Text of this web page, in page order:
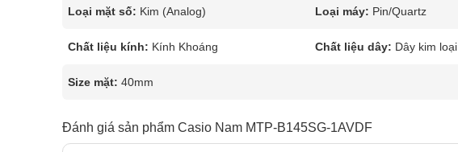
Loại mặt số: Kim (Analog) Loại máy: Pin/Quartz
Chất liệu kính: Kính Khoáng Chất liệu dây: Dây kim loại
Size mặt: 40mm
Đánh giá sản phẩm Casio Nam MTP-B145SG-1AVDF